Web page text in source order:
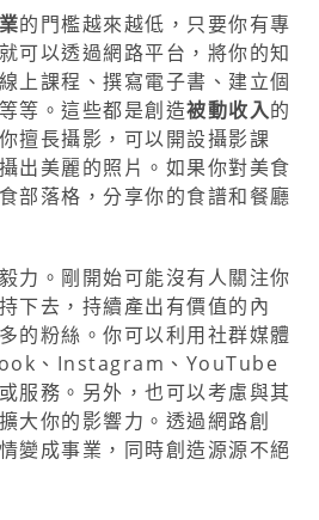
的門檻越來越低，只要你有專
可以透過網路平台，將你的知
上課程、撰寫電子書、建立個
等。這些都是創造被動收入的
擅長攝影，可以開設攝影課
出美麗的照片。如果你對美食
部落格，分享你的食譜和餐廳
力。剛開始可能沒有人關注你
下去，持續產出有價值的內
的粉絲。你可以利用社群媒體
、Instagram、YouTube
服務。另外，也可以考慮與其
大你的影響力。透過網路創
變成事業，同時創造源源不絕